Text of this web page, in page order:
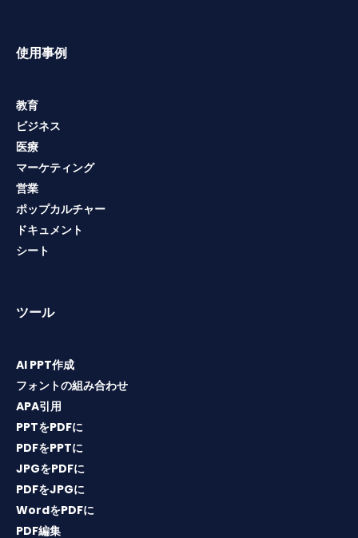
使用事例
教育
ビジネス
医療
マーケティング
営業
ポップカルチャー
ドキュメント
シート
ツール
AI PPT作成
フォントの組み合わせ
APA引用
PPTをPDFに
PDFをPPTに
JPGをPDFに
PDFをJPGに
WordをPDFに
PDF編集